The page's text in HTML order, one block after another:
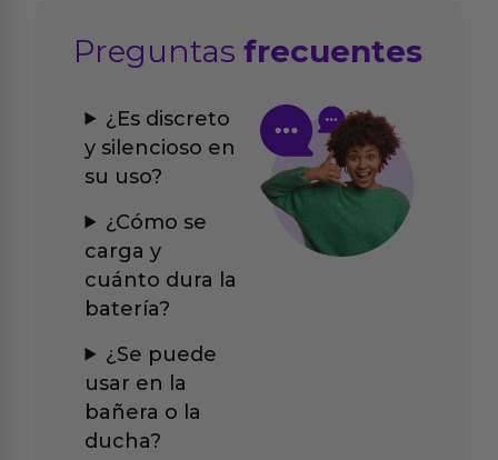
Preguntasfrecuentes
¿Es discreto
y silencioso en
su uso?
¿Cómo se
carga y
cuánto dura la
batería?
¿Se puede
usar en la
bañera o la
ducha?